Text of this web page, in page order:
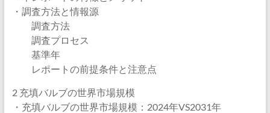
・調査方法と情報源
調査方法
調査プロセス
基準年
レポートの前提条件と注意点
2 充填バルブの世界市場規模
・充填バルブの世界市場規模：2024年VS2031年